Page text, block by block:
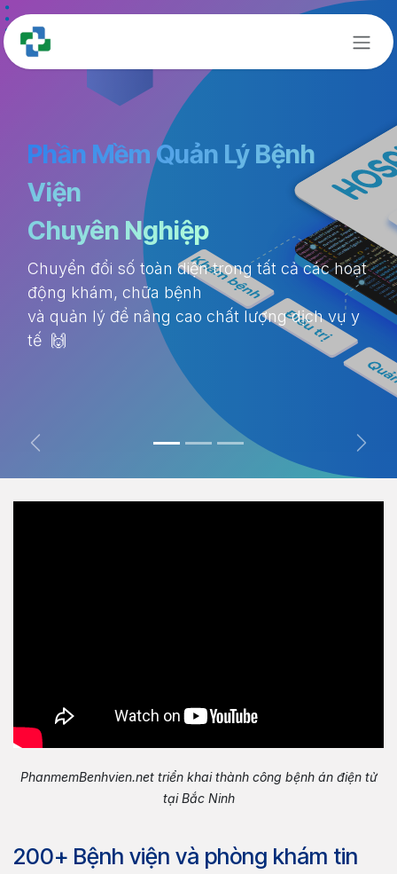
Bỏ qua để đến Nội dung
Phần Mềm Quản Lý Bệnh
Viện
Chuyên Nghiệp
Chuyển đổi số toàn diện trong tất cả các hoạt
động khám, chữa bệnh
và quản lý để nâng cao chất lượng dịch vụ y
tế 🙌
Trước Tiếp
200+ Bệnh viện và phòng khám tin
PhanmemBenhvien.nettriển khai thành công bệnh án điện tử
tại Bắc Ninh​​​